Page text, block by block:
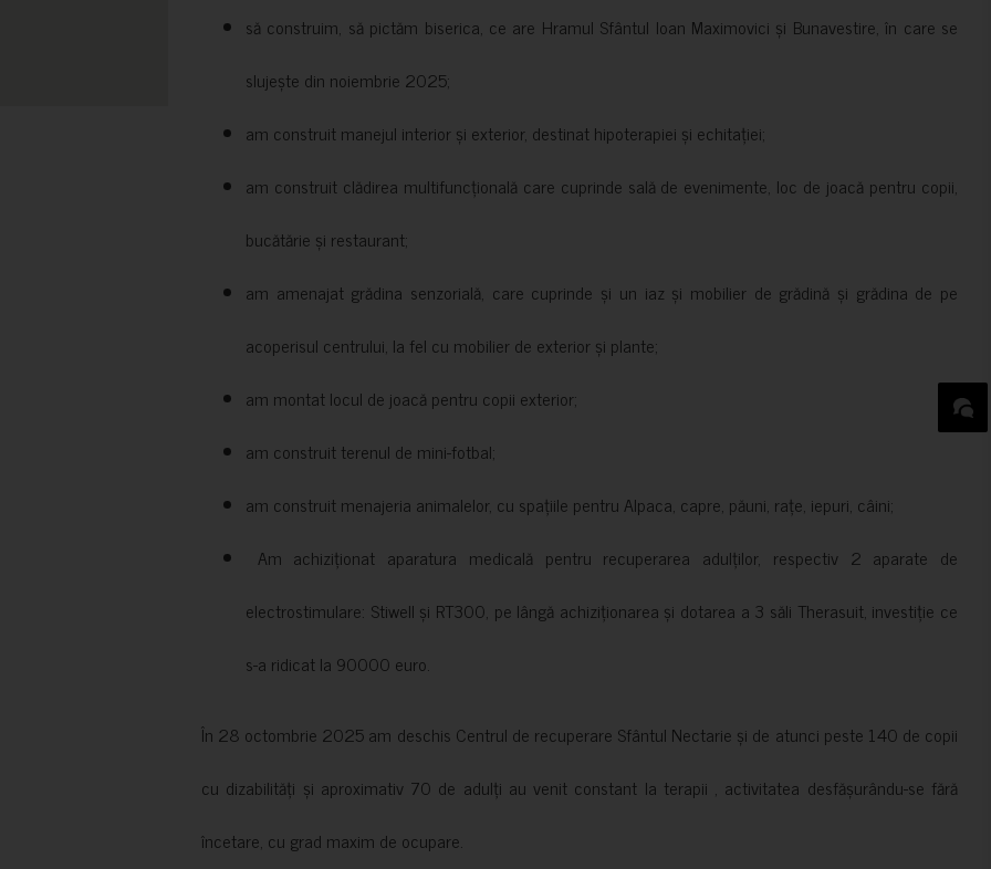
să construim, să pictăm biserica, ce are Hramul Sfântul Ioan Maximovici și Bunavestire, în care se
slujește din noiembrie 2025;
am construit manejul interior și exterior, destinat hipoterapiei și echitației;
am construit clădirea multifuncțională care cuprinde sală de evenimente, loc de joacă pentru copii,
bucătărie și restaurant;
am amenajat grădina senzorială, care cuprinde și un iaz și mobilier de grădină și grădina de pe
acoperisul centrului, la fel cu mobilier de exterior și plante;
am montat locul de joacă pentru copii exterior;
am construit terenul de mini-fotbal;
am construit menajeria animalelor, cu spațiile pentru Alpaca, capre, păuni, rațe, iepuri, câini;
Am achiziționat aparatura medicală pentru recuperarea adulților, respectiv 2 aparate de
electrostimulare: Stiwell și RT300, pe lângă achiziționarea și dotarea a 3 săli Therasuit, investiție ce
s-a ridicat la 90000 euro.
În 28 octombrie 2025 am deschis Centrul de recuperare Sfântul Nectarie și de atunci peste 140 de copii
cu dizabilități și aproximativ 70 de adulți au venit constant la terapii , activitatea desfășurându-se fără
încetare, cu grad maxim de ocupare.